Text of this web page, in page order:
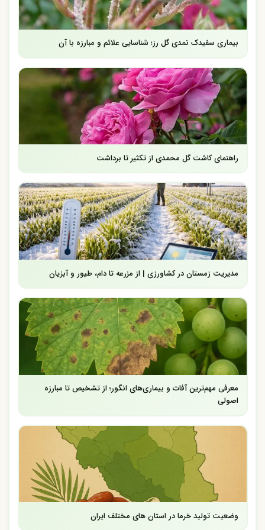
بیماری سفیدک نمدی گل رز؛ شناسایی علائم و مبارزه با آن
راهنمای کاشت گل محمدی از تکثیر تا برداشت
مدیریت زمستان در کشاورزی | از مزرعه تا دام، طیور و آبزیان
معرفی مهم‌ترین آفات و بیماری‌های انگور؛ از تشخیص تا مبارزه
اصولی
وضعیت تولید خرما در استان های مختلف ایران